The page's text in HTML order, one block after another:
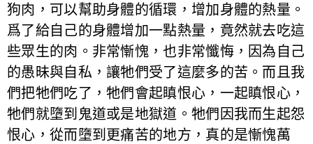
狗肉，可以幫助身體的循環，增加身體的熱量。
爲了給自己的身體增加一點熱量，竟然就去吃這
些眾生的肉。非常慚愧，也非常懺悔，因為自己
的愚昧與自私，讓牠們受了這麼多的苦。而且我
們把牠們吃了，牠們會起瞋恨心，一起瞋恨心，
牠們就墮到鬼道或是地獄道。牠們因我而生起怨
恨心，從而墮到更痛苦的地方，真的是慚愧萬